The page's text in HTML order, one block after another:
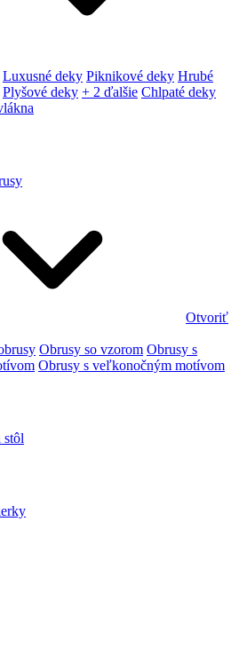
Luxusné deky Piknikové deky Hrubé
Plyšové deky + 2 ďalšie Chlpaté deky
Otvoriť
Obrusy so vzorom Obrusy s
Obrusy s veľkonočným motívom
stôl